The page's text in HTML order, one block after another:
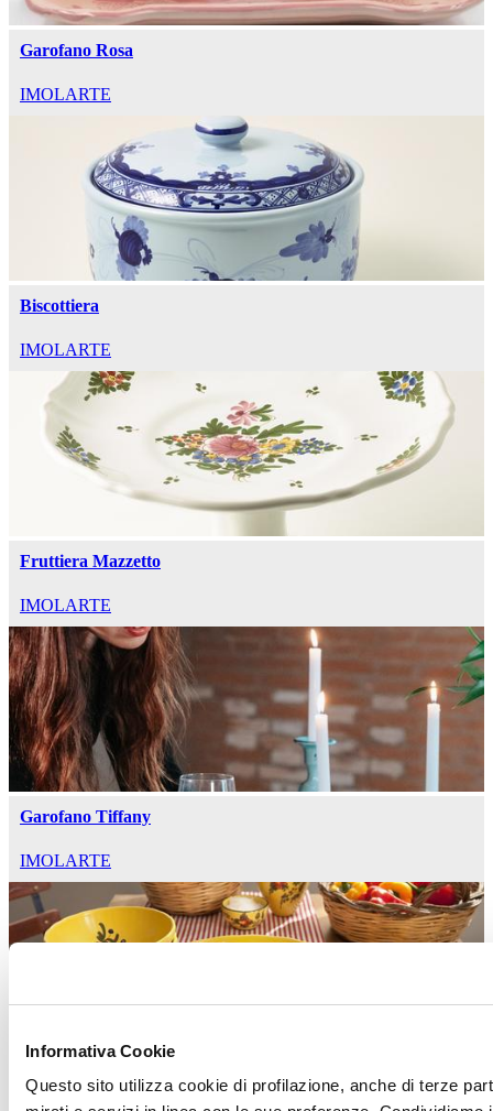
Informativa Cookie
Questo sito utilizza cookie di profilazione, anche di terze
Garofano Rosa
IMOLARTE
Biscottiera
IMOLARTE
Fruttiera Mazzetto
IMOLARTE
Garofano Tiffany
IMOLARTE